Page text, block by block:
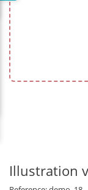
Illustration